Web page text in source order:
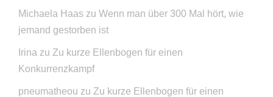
Michaela Haas zu Wenn man über 300 Mal hört, wie
jemand gestorben ist
Irina zu Zu kurze Ellenbogen für einen
Konkurrenzkampf
pneumatheou zu Zu kurze Ellenbogen für einen